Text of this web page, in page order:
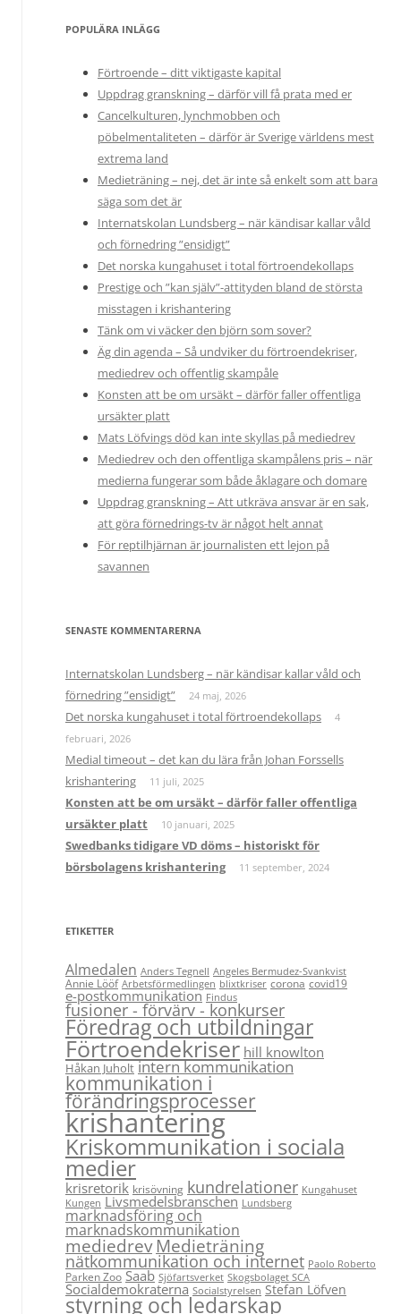
POPULÄRA INLÄGG
Förtroende – ditt viktigaste kapital
Uppdrag granskning – därför vill få prata med er
Cancelkulturen, lynchmobben och
pöbelmentaliteten – därför är Sverige världens mest
extrema land
Medieträning – nej, det är inte så enkelt som att bara
säga som det är
Internatskolan Lundsberg – när kändisar kallar våld
och förnedring ”ensidigt”
Det norska kungahuset i total förtroendekollaps
Prestige och ”kan själv”-attityden bland de största
misstagen i krishantering
Tänk om vi väcker den björn som sover?
Äg din agenda – Så undviker du förtroendekriser,
mediedrev och offentlig skampåle
Konsten att be om ursäkt – därför faller offentliga
ursäkter platt
Mats Löfvings död kan inte skyllas på mediedrev
Mediedrev och den offentliga skampålens pris – när
medierna fungerar som både åklagare och domare
Uppdrag granskning – Att utkräva ansvar är en sak,
att göra förnedrings-tv är något helt annat
För reptilhjärnan är journalisten ett lejon på
savannen
SENASTE KOMMENTARERNA
Internatskolan Lundsberg – när kändisar kallar våld och
förnedring ”ensidigt”
24 maj, 2026
Det norska kungahuset i total förtroendekollaps
4
februari, 2026
Medial timeout – det kan du lära från Johan Forssells
krishantering
11 juli, 2025
Konsten att be om ursäkt – därför faller offentliga
ursäkter platt
10 januari, 2025
Swedbanks tidigare VD döms – historiskt för
börsbolagens krishantering
11 september, 2024
ETIKETTER
Almedalen Anders Tegnell Angeles Bermudez-Svankvist
Annie Lööf Arbetsförmedlingen blixtkriser corona covid19
e-postkommunikation Findus
fusioner - förvärv - konkurser
Föredrag och utbildningar
Förtroendekriser hill knowlton
Håkan Juholt intern kommunikation
kommunikation i
förändringsprocesser
krishantering
Kriskommunikation i sociala
medier
krisretorik krisövning kundrelationer Kungahuset
Kungen Livsmedelsbranschen Lundsberg
marknadsföring och
marknadskommunikation
mediedrevMedieträning
nätkommunikation och internet Paolo Roberto
Parken Zoo Saab Sjöfartsverket Skogsbolaget SCA
Socialdemokraterna Socialstyrelsen Stefan Löfven
styrning och ledarskap